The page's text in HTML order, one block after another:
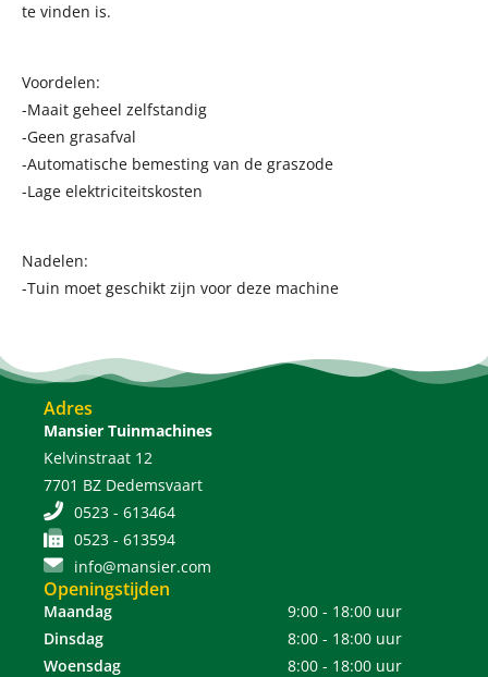
te vinden is.
Voordelen:
-Maait geheel zelfstandig
-Geen grasafval
-Automatische bemesting van de graszode
-Lage elektriciteitskosten
Nadelen:
-Tuin moet geschikt zijn voor deze machine
Adres
Mansier Tuinmachines
Kelvinstraat 12
7701 BZ Dedemsvaart
0523 - 613464
0523 - 613594
info@mansier.com
Openingstijden
Maandag
9:00 - 18:00 uur
Dinsdag
8:00 - 18:00 uur
Woensdag
8:00 - 18:00 uur